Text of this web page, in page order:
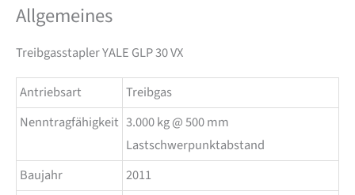
Allgemeines
Treibgasstapler YALE GLP 30 VX
Antriebsart
Treibgas
Nenntragfähigkeit 3.000 kg @ 500 mm
Lastschwerpunktabstand
Baujahr
2011